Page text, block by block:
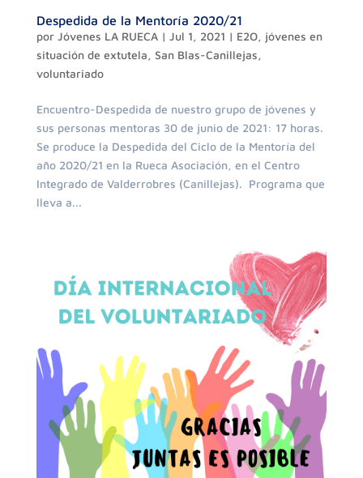
Despedida de la Mentoría 2020/21
por Jóvenes LA RUECA| Jul 1, 2021 | E2O, jóvenes en
situación de extutela, San Blas-Canillejas,
voluntariado
Encuentro-Despedida de nuestro grupo de jóvenes y
sus personas mentoras 30 de junio de 2021: 17 horas.
Se produce la Despedida del Ciclo de la Mentoría del
año 2020/21 en la Rueca Asociación, en el Centro
Integrado de Valderrobres (Canillejas). Programa que
lleva a...